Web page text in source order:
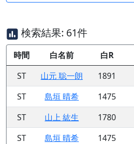
検索結果: 61件
時間 白名前 白R
ST
山元 聡一朗 1891
ST
島垣 晴希 1475
ST
山上 紘生 1780
ST
島垣 晴希 1475